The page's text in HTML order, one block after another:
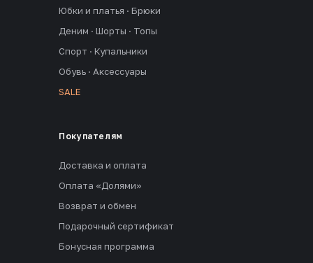
Юбки и платья · Брюки
Деним · Шорты · Топы
Спорт · Купальники
Обувь · Аксессуары
SALE
Покупателям
Доставка и оплата
Оплата «Долями»
Возврат и обмен
Подарочный сертификат
Бонусная программа